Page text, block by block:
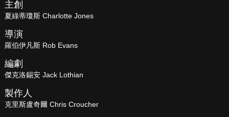
主創
夏綠蒂瓊斯 Charlotte Jones
導演
羅伯伊凡斯 Rob Evans
編劇
傑克洛錫安 Jack Lothian
製作人
克里斯盧奇爾 Chris Croucher